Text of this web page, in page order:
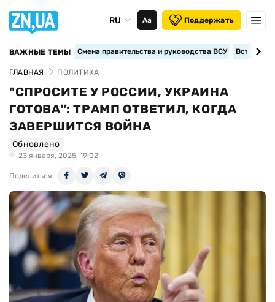
RU Аа Поддержать
ВАЖНЫЕ ТЕМЫ Смена правительства и руководства ВСУ
ГЛАВНАЯ ПОЛИТИКА
"СПРОСИТЕ У РОССИИ, УКРАИНА
ГОТОВА": ТРАМП ОТВЕТИЛ, КОГДА
ЗАВЕРШИТСЯ ВОЙНА
Обновлено
23 января, 2025, 19:02
Поделиться